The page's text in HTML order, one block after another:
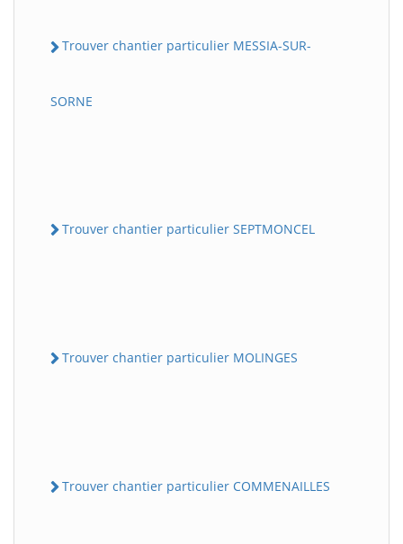
Trouver chantier particulier MESSIA-SUR-
SORNE
Trouver chantier particulier SEPTMONCEL
Trouver chantier particulier MOLINGES
Trouver chantier particulier COMMENAILLES